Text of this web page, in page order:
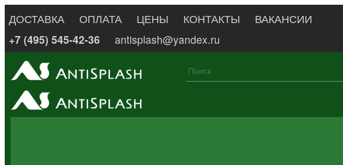
ДОСТАВКА ОПЛАТА ЦЕНЫ КОНТАКТЫ
ВАКАНСИИ
+7 (495) 545-42-36
antisplash@yandex.ru